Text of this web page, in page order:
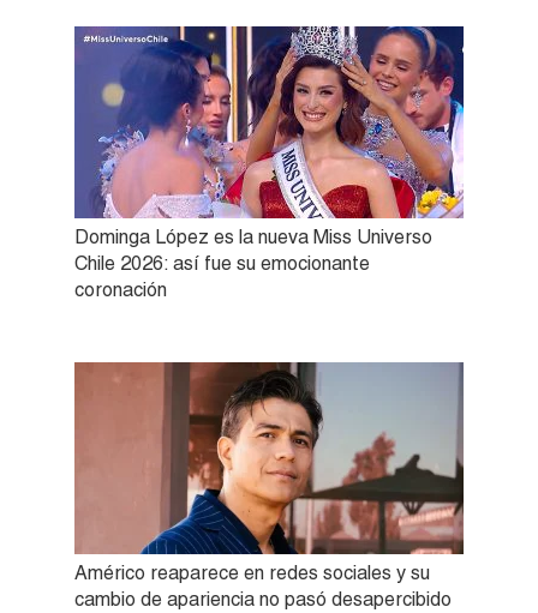
Dominga López es la nueva Miss Universo
Chile 2026: así fue su emocionante
coronación
Américo reaparece en redes sociales y su
cambio de apariencia no pasó desapercibido